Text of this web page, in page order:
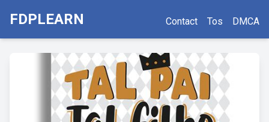
FDPLEARN Contact Tos DMCA